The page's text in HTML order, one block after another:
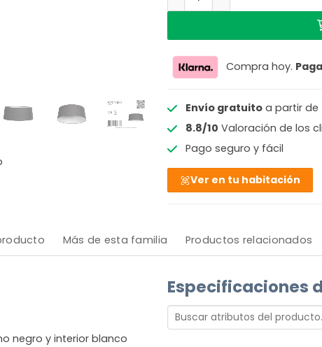
Compra hoy.
Envío gratuitoa partir de
8.8/10 Valoración de los
Pago seguro y fácil
Ver en tu habitación
Más de esta familia Productos relacionados
negro y interior blanco
Especificaciones